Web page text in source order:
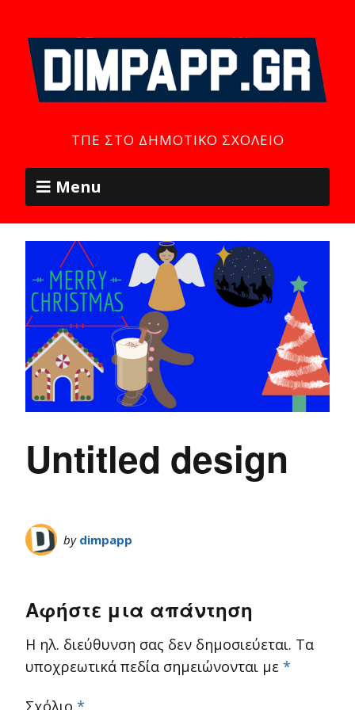
ΤΠΕ ΣΤΟ ΔΗΜΟΤΙΚΌ ΣΧΟΛΕΊΟ
Menu
Untitled design
by dimpapp
Αφήστε μια απάντηση
Η ηλ. διεύθυνση σας δεν δημοσιεύεται. Τα
υποχρεωτικά πεδία σημειώνονται με *